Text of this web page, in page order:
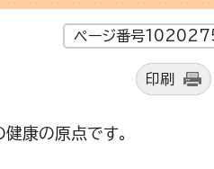
ページ番号
印刷
康の原点です。